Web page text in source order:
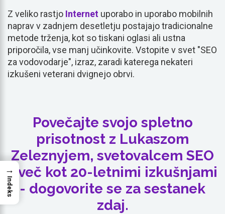
Z veliko rastjo Internet uporabo in uporabo mobilnih
naprav v zadnjem desetletju postajajo tradicionalne
metode trženja, kot so tiskani oglasi ali ustna
priporočila, vse manj učinkovite. Vstopite v svet "SEO
za vodovodarje", izraz, zaradi katerega nekateri
izkušeni veterani dvignejo obrvi.
Povečajte svojo spletno
prisotnost z Lukaszom
Zeleznyjem, svetovalcem SEO
z več kot 20-letnimi izkušnjami
- dogovorite se za sestanek
zdaj.
→
Indeks